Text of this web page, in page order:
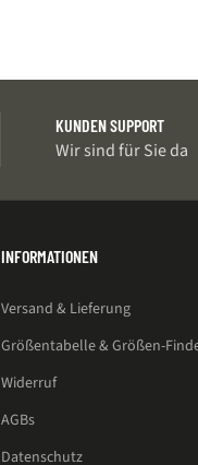
KUNDEN SUPPORT
Wir sind für Sie da
INFORMATIONEN
Versand & Lieferung
Größentabelle & Größen-
Widerruf
AGBs
Datenschutz